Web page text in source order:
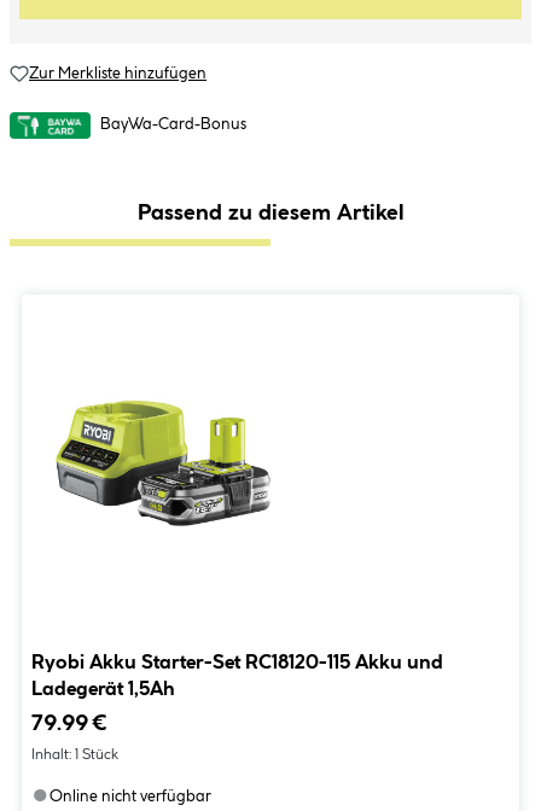
Zur Merkliste hinzufügen
BayWa-Card-Bonus
Passend zu diesem Artikel
Ryobi Akku Starter-Set RC18120-115 Akku und
Ladegerät 1,5Ah
79.99 €
Inhalt: 1 Stück
●Online nicht verfügbar